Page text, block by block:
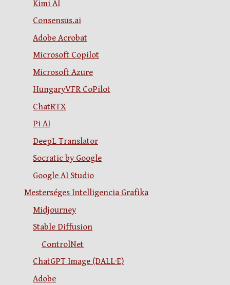
Kimi AI
Consensus.ai
Adobe Acrobat
Microsoft Copilot
Microsoft Azure
HungaryVFR CoPilot
ChatRTX
Pi AI
DeepL Translator
Socratic by Google
Google AI Studio
Mesterséges Intelligencia Grafika
Midjourney
Stable Diffusion
ControlNet
ChatGPT Image (DALL·E)
Adobe